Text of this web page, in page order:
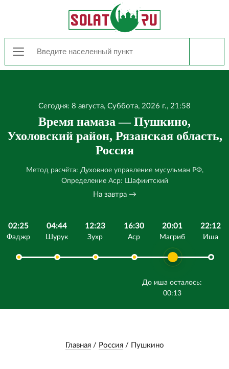
Сегодня: 8 августа, Суббота, 2026 г., 21:58
Время намаза — Пушкино,
Ухоловский район, Рязанская область,
Россия
Метод расчёта: Духовное управление мусульман РФ,
Определение Аср: Шафиитский
На завтра →
02:25
Фаджр
04:44
Шурук
12:23
Зухр
16:30
Аср
20:01
Магриб
До иша осталось:
00:13
22:12
Иша
Главная/ Россия/ Пушкино